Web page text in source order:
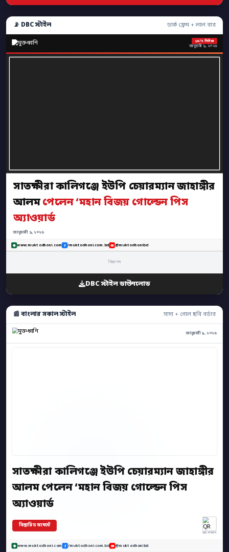
📡 DBC স্টাইল ডার্ক ফ্রেম + লাল বার
২৪/৭ নিউজ
জানুয়ারী ৯, ২০২৬
সাতক্ষীরা কালিগঞ্জে ইউপি চেয়ারম্যান জাহাঙ্গীর
আলমপেলেন ‘মহান বিজয় গোল্ডেন পিস
অ্যাওয়ার্ড
জানুয়ারী ৯, ২০২৬
www.muktodhoni.com /muktodhoni.com.bd @muktodhonibd
বিজ্ঞাপন
DBC স্টাইল ডাউনলোড
📰 বাংলার সকাল স্টাইল সাদা + গোল ছবি বর্ডার
জানুয়ারী ৯, ২০২৬
সাতক্ষীরা কালিগঞ্জে ইউপি চেয়ারম্যান জাহাঙ্গীর
আলম পেলেন ‘মহান বিজয় গোল্ডেন পিস
অ্যাওয়ার্ড
বিস্তারিত কমেন্টে
অ্যাপ স্ক্যান
www.muktodhoni.com /muktodhoni.com.bd @muktodhonibd